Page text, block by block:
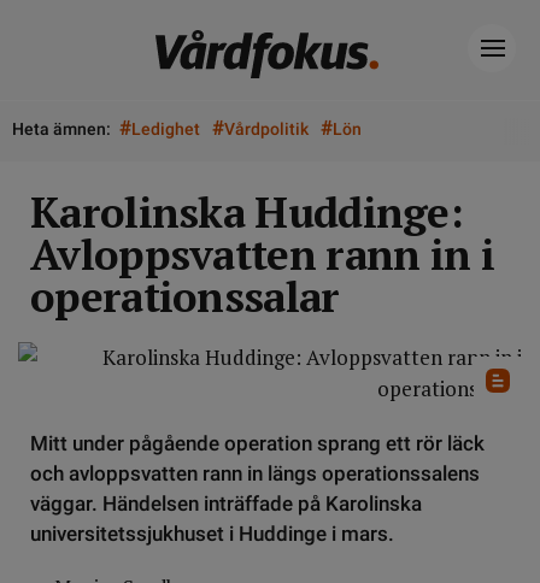
Heta ämnen: #Ledighet #Vårdpolitik #Lön
Karolinska Huddinge:
Avloppsvatten rann in i
operationssalar
Mitt under pågående operation sprang ett rör läck
och avloppsvatten rann in längs operationssalens
väggar. Händelsen inträffade på Karolinska
universitetssjukhuset i Huddinge i mars.